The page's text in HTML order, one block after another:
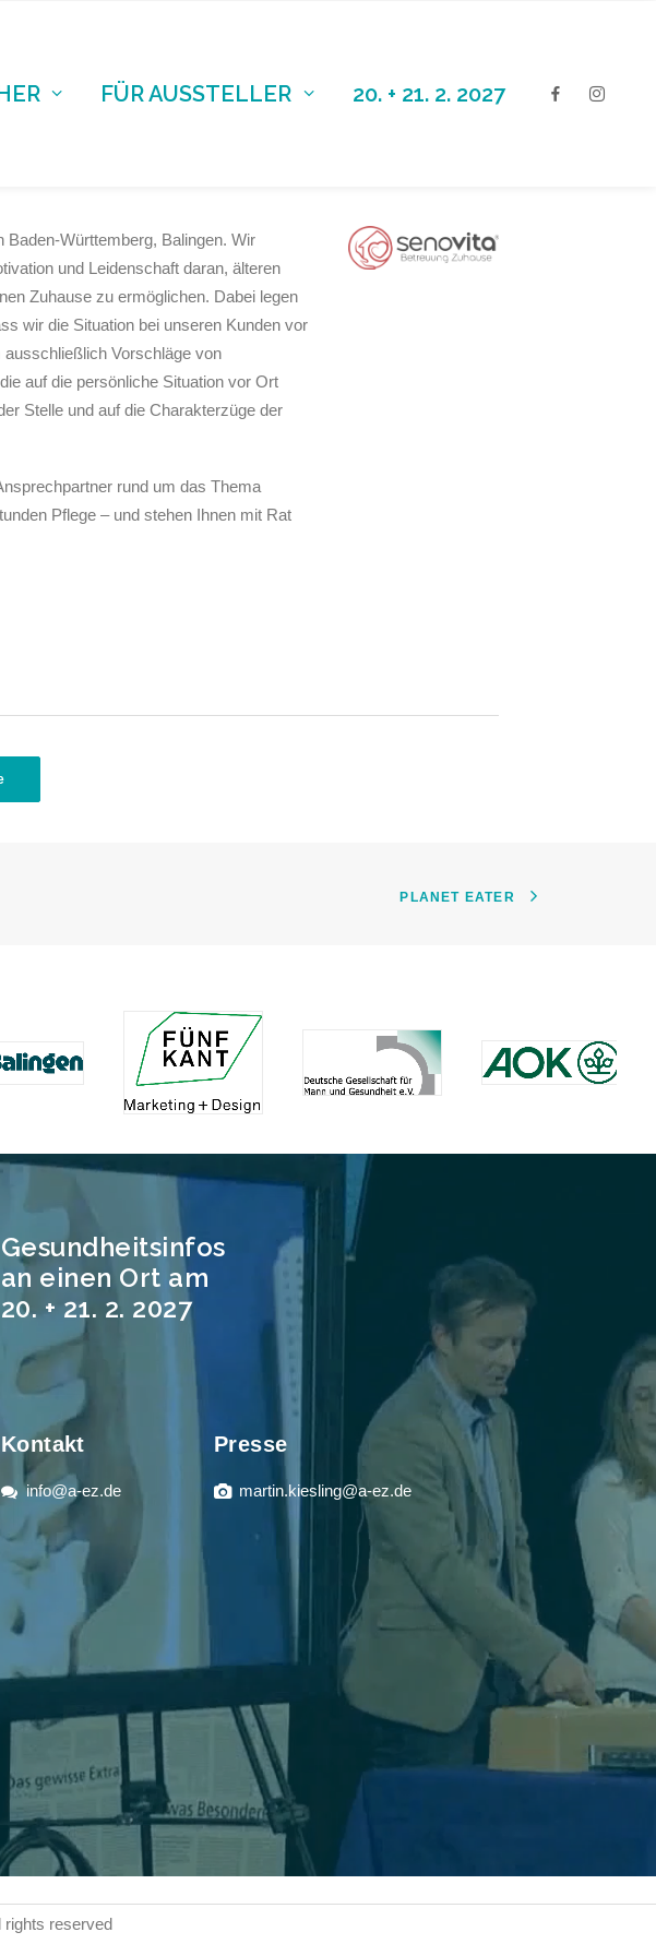
FÜR AUSSTELLER 20. + 21. 2. 2027
Baden-Württemberg, Balingen. Wir
und Leidenschaft daran, älteren
Zuhause zu ermöglichen. Dabei legen
wir die Situation bei unseren Kunden vor
Vorschläge von
auf die persönliche Situation vor Ort
Stelle und auf die Charakterzüge der
rund um das Thema
Pflege – und stehen Ihnen mit Rat
PLANET EATER
Gesundheitsinfos
an einen Ort am
20. + 21. 2. 2027
Kontakt
info@a-ez.de
Presse
martin.kiesling@a-ez.de
rights reserved